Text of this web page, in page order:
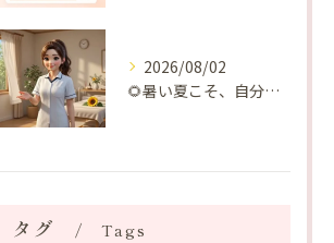
2026/08/02
🌻暑い夏こそ、自分の身体を整える時間を♡
タグ Tags